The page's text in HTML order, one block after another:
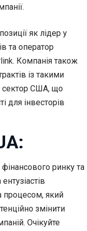
як лідер у
та оператор
Компанія також
із такими
сектор США, що
для інвесторів
ринку та
процесом, який
змінити
Очікуйте